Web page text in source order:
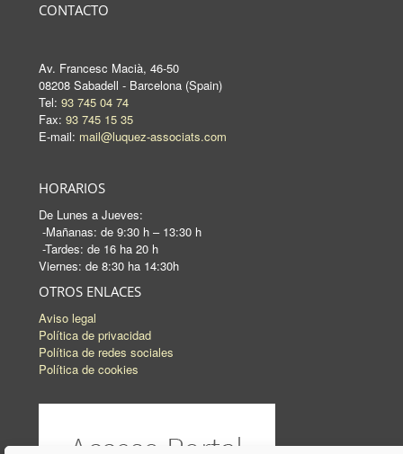
CONTACTO
Av. Francesc Macià, 46-50
08208 Sabadell - Barcelona (Spain)
Tel: 93 745 04 74
Fax: 93 745 15 35
E-mail: mail@luquez-associats.com
HORARIOS
De Lunes a Jueves:
-Mañanas: de 9:30 h – 13:30 h
-Tardes: de 16 ha 20 h
Viernes: de 8:30 ha 14:30h
OTROS ENLACES
Aviso legal
Política de privacidad
Política de redes sociales
Política de cookies